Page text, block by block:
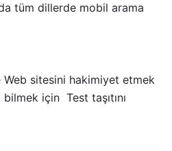
tüm dillerde mobil arama
Web sitesini hakimiyet etmek
için Test taşıtını